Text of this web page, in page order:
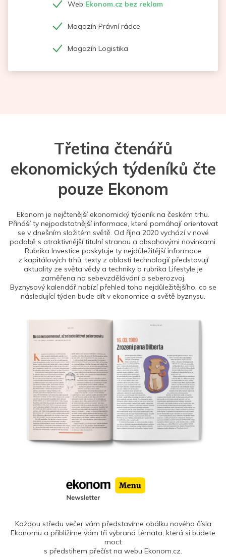
Web Ekonom.cz bez reklam
Magazín Právní rádce
Magazín Logistika
Třetina čtenářů
ekonomických týdeníků čte
pouze Ekonom
Ekonom je nejčtenější ekonomický týdeník na českém trhu.
Přináší ty nejpodstatnější informace, které pomáhají orientovat
se v dnešním složitém světě. Od října 2020 vychází v nové
podobě s atraktivnější titulní stranou a obsahovými novinkami.
Rubrika Investice poskytuje ty nejdůležitější informace
z kapitálových trhů, texty z oblasti technologií představují
aktuality ze světa vědy a techniky a rubrika Lifestyle je
zaměřena na sebevzdělávání a seberozvoj.
Byznysový kalendář nabízí přehled toho nejdůležitějšího, co se
následující týden bude dít v ekonomice a světě byznysu.
Každou středu večer vám představíme obálku nového čísla
Ekonomu a přiblížíme vám tři vybraná témata, která si budete
moct
s předstihem přečíst na webu Ekonom.cz.